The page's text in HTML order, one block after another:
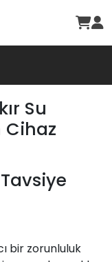
Su
Cihaz
bir zorunluluk